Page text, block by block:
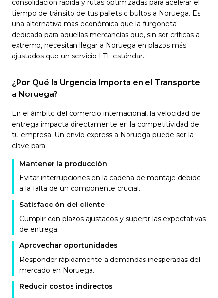
consolidación rápida y rutas optimizadas para acelerar el
tiempo de tránsito de tus pallets o bultos a Noruega. Es
una alternativa más económica que la furgoneta
dedicada para aquellas mercancías que, sin ser críticas al
extremo, necesitan llegar a Noruega en plazos más
ajustados que un servicio LTL estándar.
¿Por Qué la Urgencia Importa en el Transporte
a Noruega?
En el ámbito del comercio internacional, la velocidad de
entrega impacta directamente en la competitividad de
tu empresa. Un envío express a Noruega puede ser la
clave para:
Mantener la producción
Evitar interrupciones en la cadena de montaje debido
a la falta de un componente crucial.
Satisfacción del cliente
Cumplir con plazos ajustados y superar las expectativas
de entrega.
Aprovechar oportunidades
Responder rápidamente a demandas inesperadas del
mercado en Noruega.
Reducir costos indirectos